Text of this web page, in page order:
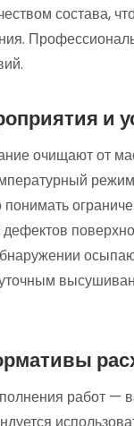
состава,
и
очищают от
работ —